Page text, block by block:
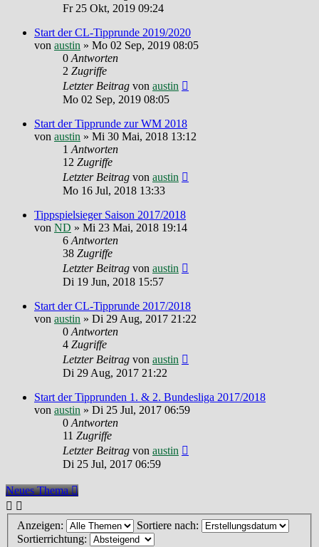
Fr 25 Okt, 2019 09:24
Start der CL-Tipprunde 2019/2020
von austin » Mo 02 Sep, 2019 08:05
0Antworten
2 Zugriffe
Letzter Beitrag von austin
Mo 02 Sep, 2019 08:05
Start der Tipprunde zur WM 2018
von austin » Mi 30 Mai, 2018 13:12
1Antworten
12 Zugriffe
Letzter Beitrag von austin
Mo 16 Jul, 2018 13:33
Tippspielsieger Saison 2017/2018
von ND » Mi 23 Mai, 2018 19:14
6Antworten
38 Zugriffe
Letzter Beitrag von austin
Di 19 Jun, 2018 15:57
Start der CL-Tipprunde 2017/2018
von austin » Di 29 Aug, 2017 21:22
0Antworten
4 Zugriffe
Letzter Beitrag von austin
Di 29 Aug, 2017 21:22
Start der Tipprunden 1. & 2. Bundesliga 2017/2018
von austin » Di 25 Jul, 2017 06:59
0Antworten
11 Zugriffe
Letzter Beitrag von austin
Di 25 Jul, 2017 06:59
Neues Thema
Anzeigen:
Sortiere nach:
Sortierrichtung: